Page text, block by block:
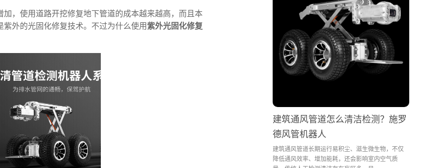
，使用道路开挖修复地下管道的成本越来越高，而且本
外的光固化修复技术。不过为什么使用紫外光固化修复
建筑通风管道怎么清洁检测？施罗
德风管机器人
建筑通风管道长期运行易积尘、滋生微生物，不仅
降低通风效率、增加能耗，还会影响室内空气质